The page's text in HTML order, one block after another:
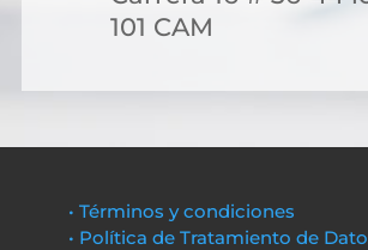
101 CAM
• Términos y condiciones
• Política de Tratamiento de